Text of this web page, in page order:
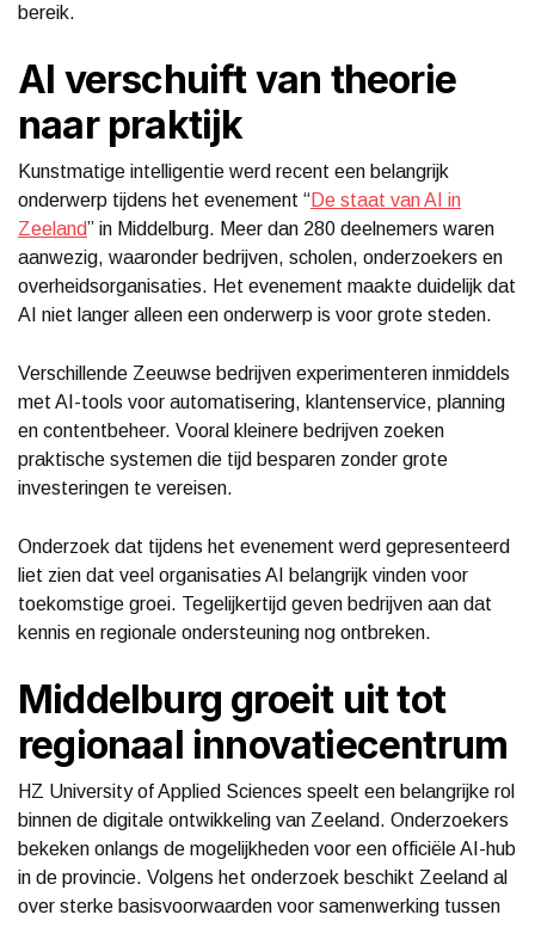
bereik.
AI verschuift van theorie
naar praktijk
Kunstmatige intelligentie werd recent een belangrijk
onderwerp tijdens het evenement “De staat van AI in
Zeeland” in Middelburg. Meer dan 280 deelnemers waren
aanwezig, waaronder bedrijven, scholen, onderzoekers en
overheidsorganisaties. Het evenement maakte duidelijk dat
AI niet langer alleen een onderwerp is voor grote steden.
Verschillende Zeeuwse bedrijven experimenteren inmiddels
met AI-tools voor automatisering, klantenservice, planning
en contentbeheer. Vooral kleinere bedrijven zoeken
praktische systemen die tijd besparen zonder grote
investeringen te vereisen.
Onderzoek dat tijdens het evenement werd gepresenteerd
liet zien dat veel organisaties AI belangrijk vinden voor
toekomstige groei. Tegelijkertijd geven bedrijven aan dat
kennis en regionale ondersteuning nog ontbreken.
Middelburg groeit uit tot
regionaal innovatiecentrum
HZ University of Applied Sciences speelt een belangrijke rol
binnen de digitale ontwikkeling van Zeeland. Onderzoekers
bekeken onlangs de mogelijkheden voor een officiële AI-hub
in de provincie. Volgens het onderzoek beschikt Zeeland al
over sterke basisvoorwaarden voor samenwerking tussen